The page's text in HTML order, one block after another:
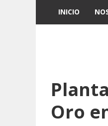
INICIO
Oro